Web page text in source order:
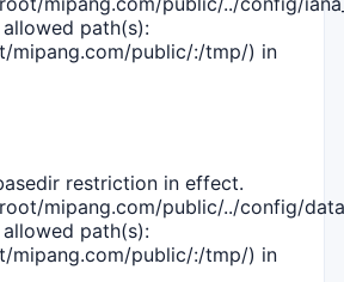
path(s):
mipang.com/public/:/tmp/) in
restriction in effect.
mipang.com/public/../config/
path(s):
mipang.com/public/:/tmp/) in